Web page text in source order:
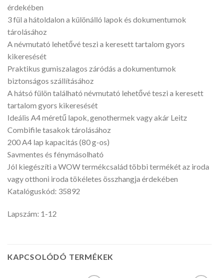
érdekében
3 fül a hátoldalon a különálló lapok és dokumentumok
tárolásához
A névmutató lehetővé teszi a keresett tartalom gyors
kikeresését
Praktikus gumiszalagos záródás a dokumentumok
biztonságos szállításához
A hátsó fülön található névmutató lehetővé teszi a keresett
tartalom gyors kikeresését
Ideális A4 méretű lapok, genothermek vagy akár Leitz
Combifile tasakok tárolásához
200 A4 lap kapacitás (80 g-os)
Savmentes és fénymásolható
Jól kiegészíti a WOW termékcsalád többi termékét az iroda
vagy otthoni iroda tökéletes összhangja érdekében
Katalóguskód: 35892
Lapszám: 1-12
KAPCSOLÓDÓ TERMÉKEK